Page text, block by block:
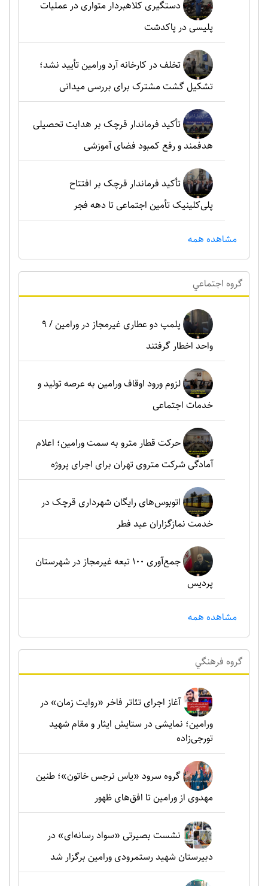
دستگیری کلاهبردار متواری در عملیات
پلیسی در پاکدشت
تخلف در کارخانه آرد ورامین تأیید نشد؛
تشکیل گشت مشترک برای بررسی میدانی
تأکید فرماندار قرچک بر هدایت تحصیلی
هدفمند و رفع کمبود فضای آموزشی
تأکید فرماندار قرچک بر افتتاح
پلی‌کلینیک تأمین اجتماعی تا دهه فجر
مشاهده همه
گروه اجتماعي
پلمپ دو عطاری غیرمجاز در ورامین / ۹
واحد اخطار گرفتند
لزوم ورود اوقاف ورامین به عرصه تولید و
خدمات اجتماعی
حرکت قطار مترو به سمت ورامین؛ اعلام
آمادگی شرکت متروی تهران برای اجرای پروژه
اتوبوس‌های رایگان شهرداری قرچک در
خدمت نمازگزاران عید فطر
جمع‌آوری ۱۰۰ تبعه غیرمجاز در شهرستان
پردیس
مشاهده همه
گروه فرهنگي
آغاز اجرای تئاتر فاخر «روایت زمان» در
ورامین؛ نمایشی در ستایش ایثار و مقام شهید
تورجی‌زاده
گروه سرود «یاس نرجس خاتون»؛ طنین
مهدوی از ورامین تا افق‌های ظهور
نشست بصیرتی «سواد رسانه‌ای» در
دبیرستان شهید رستمرودی ورامین برگزار شد